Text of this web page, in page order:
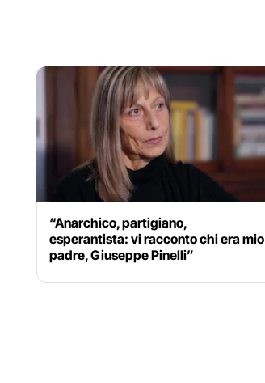
“Anarchico, partigiano,
esperantista: vi racconto chi era mio
padre, Giuseppe Pinelli”